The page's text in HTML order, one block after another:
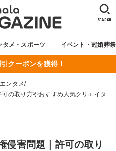
タメ・スポーツ イベント・冠婚葬祭
SEARCH
クーポンを獲得！
エンタメ
の取り方やおすすめ人気クリエイタ
侵害問題｜許可の取り